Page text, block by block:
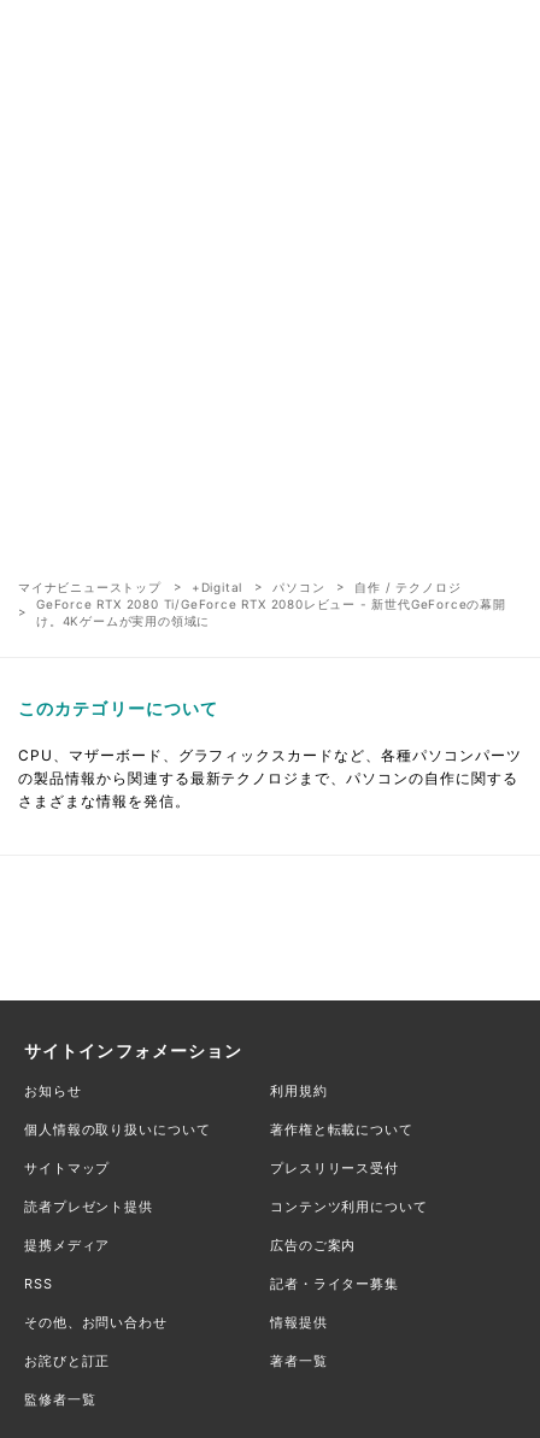
マイナビニューストップ +Digital パソコン
自作 / テクノロジ
GeForce RTX 2080 Ti/GeForce RTX 2080レビュー - 新世代GeForceの幕開
け。4Kゲームが実用の領域に
このカテゴリーについて
CPU、マザーボード、グラフィックスカードなど、各種パソコンパーツ
の製品情報から関連する最新テクノロジまで、パソコンの自作に関する
さまざまな情報を発信。
サイトインフォメーション
お知らせ 利用規約
個人情報の取り扱いについて 著作権と転載について
サイトマップ プレスリリース受付
読者プレゼント提供 コンテンツ利用について
提携メディア 広告のご案内
RSS 記者・ライター募集
その他、お問い合わせ 情報提供
お詫びと訂正 著者一覧
監修者一覧